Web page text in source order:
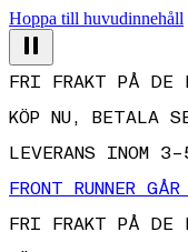
Hoppa till huvudinnehåll
FRI FRAKT PÅ DE
KÖP NU, BETALA
LEVERANS INOM
FRONT RUNNER
FRI FRAKT PÅ DE